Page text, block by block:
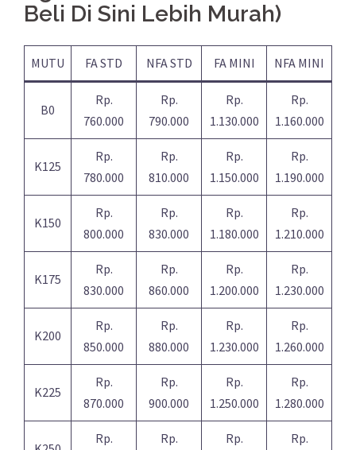
Beli Di Sini Lebih Murah)
MUTU FA STD NFA STD FA MINI NFA MINI
B0
Rp.
760.000
Rp.
790.000
Rp.
1.130.000
Rp.
1.160.000
K125
Rp.
780.000
Rp.
810.000
Rp.
1.150.000
Rp.
1.190.000
K150
Rp.
800.000
Rp.
830.000
Rp.
1.180.000
Rp.
1.210.000
K175
Rp.
830.000
Rp.
860.000
Rp.
1.200.000
Rp.
1.230.000
K200
Rp.
850.000
Rp.
880.000
Rp.
1.230.000
Rp.
1.260.000
K225
Rp.
870.000
Rp.
900.000
Rp.
1.250.000
Rp.
1.280.000
Rp.
Rp.
Rp.
Rp.